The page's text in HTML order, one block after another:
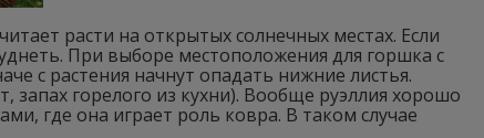
расти на открытых солнечных местах. Если
При выборе местоположения для горшка с
с растения начнут опадать нижние листья.
запах горелого из кухни). Вообще руэллия хорошо
где она играет роль ковра. В таком случае